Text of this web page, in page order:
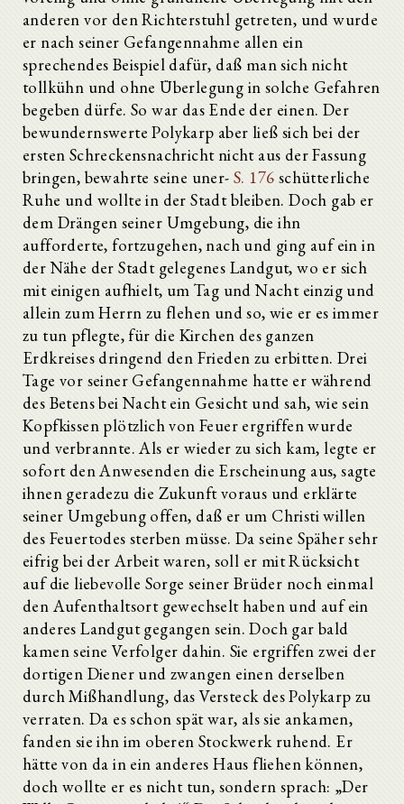
anderen vor den Richterstuhl getreten, und wurde
er nach seiner Gefangennahme allen ein
sprechendes Beispiel dafür, daß man sich nicht
tollkühn und ohne Überlegung in solche Gefahren
begeben dürfe. So war das Ende der einen. Der
bewundernswerte Polykarp aber ließ sich bei der
ersten Schreckensnachricht nicht aus der Fassung
bringen, bewahrte seine uner- S. 176 schütterliche
Ruhe und wollte in der Stadt bleiben. Doch gab er
dem Drängen seiner Umgebung, die ihn
aufforderte, fortzugehen, nach und ging auf ein in
der Nähe der Stadt gelegenes Landgut, wo er sich
mit einigen aufhielt, um Tag und Nacht einzig und
allein zum Herrn zu flehen und so, wie er es immer
zu tun pflegte, für die Kirchen des ganzen
Erdkreises dringend den Frieden zu erbitten. Drei
Tage vor seiner Gefangennahme hatte er während
des Betens bei Nacht ein Gesicht und sah, wie sein
Kopfkissen plötzlich von Feuer ergriffen wurde
und verbrannte. Als er wieder zu sich kam, legte er
sofort den Anwesenden die Erscheinung aus, sagte
ihnen geradezu die Zukunft voraus und erklärte
seiner Umgebung offen, daß er um Christi willen
des Feuertodes sterben müsse. Da seine Späher sehr
eifrig bei der Arbeit waren, soll er mit Rücksicht
auf die liebevolle Sorge seiner Brüder noch einmal
den Aufenthaltsort gewechselt haben und auf ein
anderes Landgut gegangen sein. Doch gar bald
kamen seine Verfolger dahin. Sie ergriffen zwei der
dortigen Diener und zwangen einen derselben
durch Mißhandlung, das Versteck des Polykarp zu
verraten. Da es schon spät war, als sie ankamen,
fanden sie ihn im oberen Stockwerk ruhend. Er
hätte von da in ein anderes Haus fliehen können,
doch wollte er es nicht tun, sondern sprach: „Der